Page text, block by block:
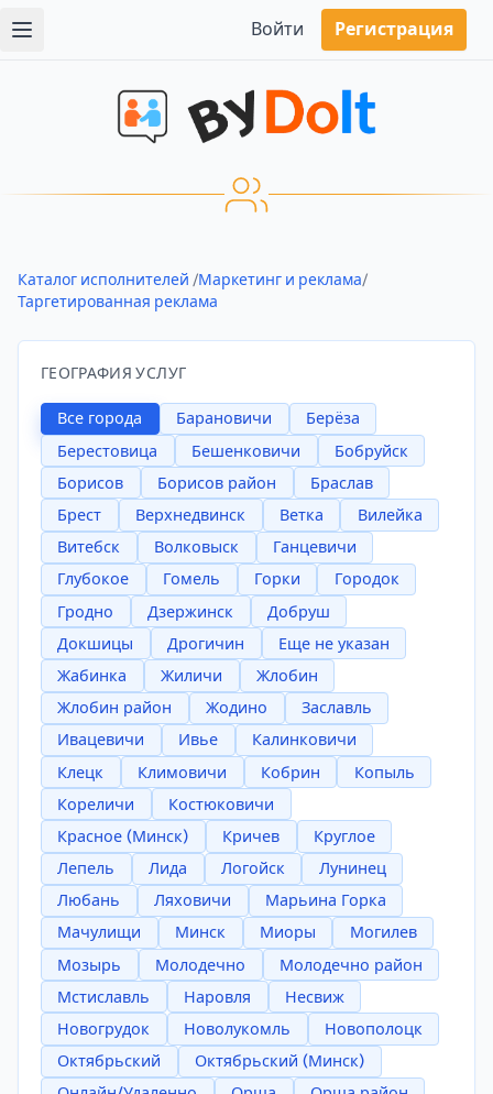
Войти Регистрация
Каталог исполнителей /Маркетинг и реклама/
Таргетированная реклама
ГЕОГРАФИЯ УСЛУГ
Все города Барановичи
Берёза
Берестовица
Бешенковичи
Бобруйск
Борисов
Борисов район
Браслав
Брест
Верхнедвинск Ветка
Вилейка
Витебск
Волковыск
Ганцевичи
Глубокое
Гомель Горки
Городок
Гродно
Дзержинск
Добруш
Докшицы
Дрогичин
Еще не указан
Жабинка
Жиличи
Жлобин
Жлобин район
Жодино
Заславль
Ивацевичи
Ивье
Калинковичи
Клецк
Климовичи Кобрин
Копыль
Кореличи
Костюковичи
Красное (Минск)
Кричев
Круглое
Лепель
Лида Логойск
Лунинец
Любань
Ляховичи
Марьина Горка
Мачулищи
Минск Миоры
Могилев
Мозырь
Молодечно
Молодечно район
Мстиславль
Наровля
Несвиж
Новогрудок
Новолукомль
Новополоцк
Октябрьский
Октябрьский (Минск)